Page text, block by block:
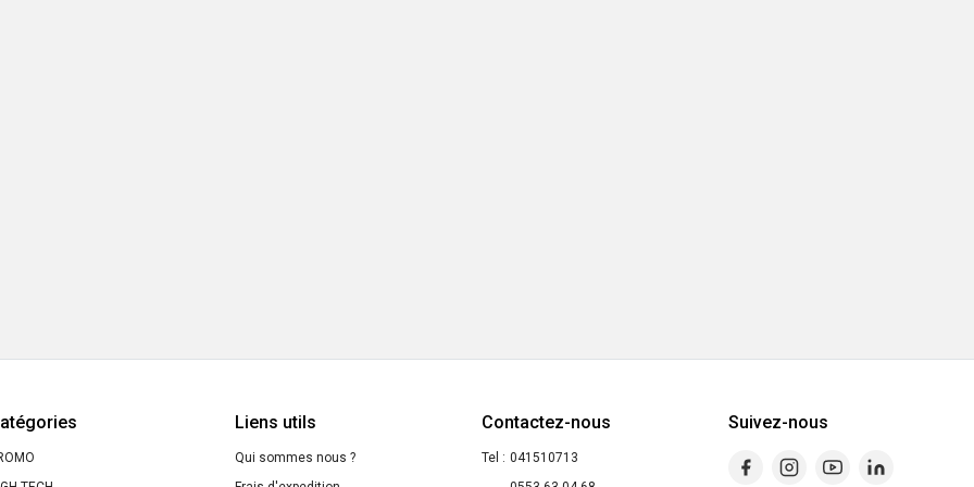
Liens utils
Qui sommes nous ?
Contactez-nous
Tel : 041510713
Suivez-nous